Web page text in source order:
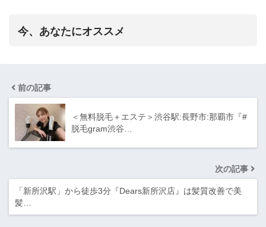
今、あなたにオススメ
前の記事
＜無料脱毛＋エステ＞渋谷駅:長野市:那覇市『#
脱毛gram渋谷…
次の記事
「新所沢駅」から徒歩3分『Dears新所沢店』は髪質改善で美
髪…